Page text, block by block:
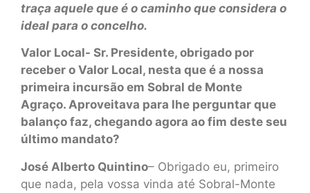
traça aquele que é o caminho que considera o
ideal para o concelho.
Valor Local- Sr. Presidente, obrigado por
receber o Valor Local, nesta que é a nossa
primeira incursão em Sobral de Monte
Agraço. Aproveitava para lhe perguntar que
balanço faz, chegando agora ao fim deste seu
último mandato?
José Alberto Quintino– Obrigado eu, primeiro
que nada, pela vossa vinda até Sobral-Monte